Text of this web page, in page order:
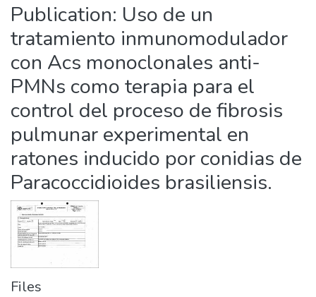
Publication: Uso de un
tratamiento inmunomodulador
con Acs monoclonales anti-
PMNs como terapia para el
control del proceso de fibrosis
pulmunar experimental en
ratones inducido por conidias de
Paracoccidioides brasiliensis.
Files